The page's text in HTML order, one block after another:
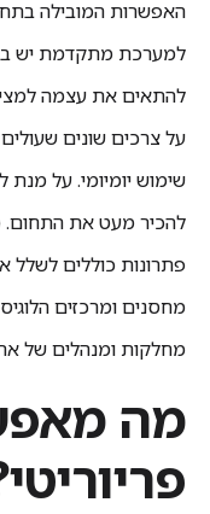
האפשרות המובילה
למערכת מתקדמת יש
להתאים את עצמה
על צרכים שונים
שימוש יומיומי. על
להכיר מעט את
פתרונות כוללים לשלל
מחסנים ומרכזים
מחלקות ומנהלים של
מה